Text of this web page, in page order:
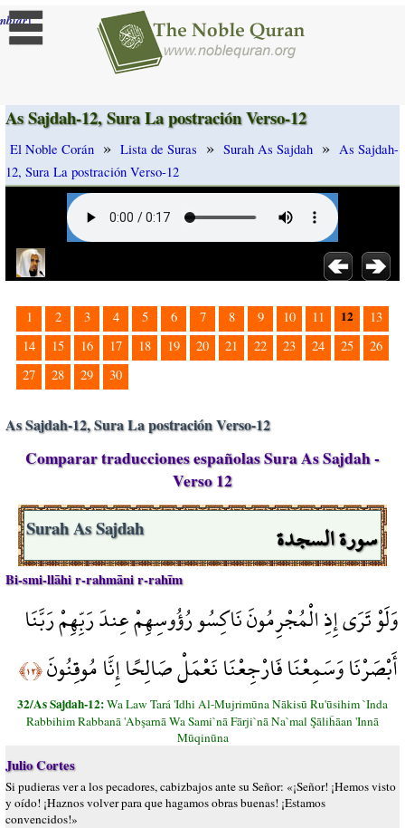
]
As Sajdah-12, Sura La postración Verso-12
El Noble Corán » Lista de Suras » Surah As Sajdah » As Sajdah-
12, Sura La postración Verso-12
1 2 3 4 5 6 7 8 9 10 11 12
13
14
15 16 17 18 19 20 21 22 23 24 25
26
27
28 29 30
As Sajdah-12, Sura La postración Verso-12
Comparar traducciones españolas Sura As Sajdah -
Verso 12
سورة السجدة Surah As Sajdah
Bi-smi-llāhi r-rahmāni r-rahīm
وَلَوْ تَرَى إِذِ الْمُجْرِمُونَ نَاكِسُو رُؤُوسِهِمْ عِندَ رَبِّهِمْ رَبَّنَا
أَبْصَرْنَا وَسَمِعْنَا فَارْجِعْنَا نَعْمَلْ صَالِحًا إِنَّا مُوقِنُونَ﴿١٢﴾
32/As Sajdah-12:Wa Law Tará 'Idhi Al-Mujrimūna Nākisū Ru'ūsihim `Inda
Rabbihim Rabbanā 'Abşarnā Wa Sami`nā Fārji`nā Na`mal Şāliĥāan 'Innā
Mūqinūna
Julio Cortes
Si pudieras ver a los pecadores, cabizbajos ante su Señor: «¡Señor! ¡Hemos visto
y oído! ¡Haznos volver para que hagamos obras buenas! ¡Estamos
convencidos!»